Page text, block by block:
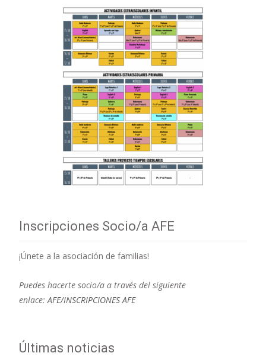
Inscripciones Socio/a AFE
¡Únete a la asociación de familias!
Puedes hacerte socio/a a través del siguiente
enlace:AFE/INSCRIPCIONES AFE
Últimas noticias